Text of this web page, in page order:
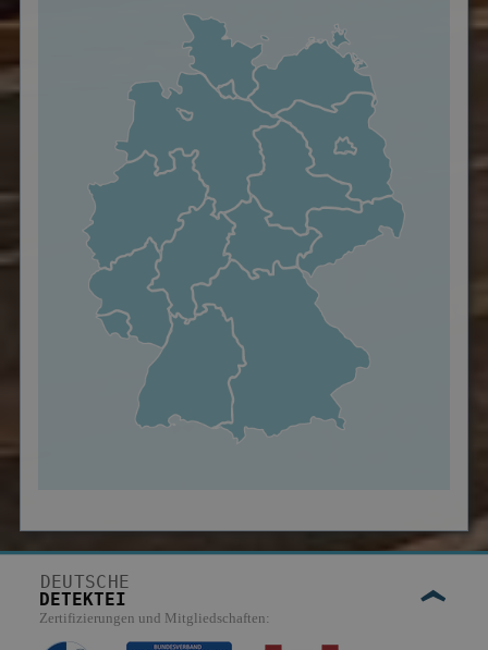
DEUTSCHE
DETEKTEI
Zertifizierungen und Mitgliedschaften: